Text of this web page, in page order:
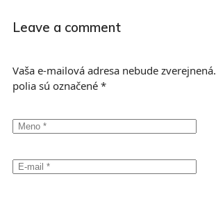
Leave a comment
Vaša e-mailová adresa nebude zverejnená.
polia sú označené *